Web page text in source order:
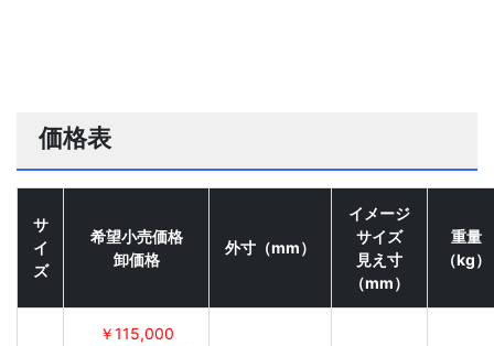
価格表
サ
イ
ズ
希望小売価格
卸価格
外寸（mm）
イメージ
サイズ
見え寸
（mm）
重量
（kg）
￥115,000